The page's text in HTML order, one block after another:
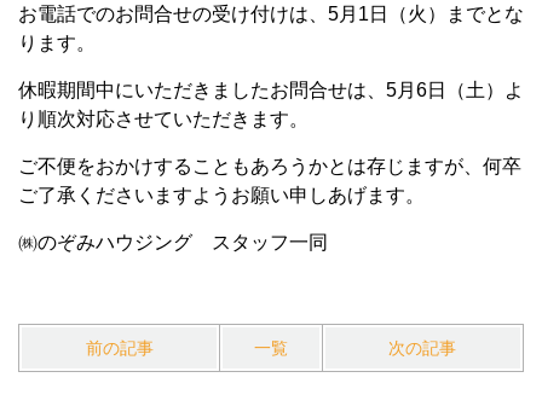
お電話でのお問合せの受け付けは、5月1日（火）までとな
ります。
休暇期間中にいただきましたお問合せは、5月6日（土）よ
り順次対応させていただきます。
ご不便をおかけすることもあろうかとは存じますが、何卒
ご了承くださいますようお願い申しあげます。
㈱のぞみハウジング スタッフ一同
前の記事 一覧 次の記事